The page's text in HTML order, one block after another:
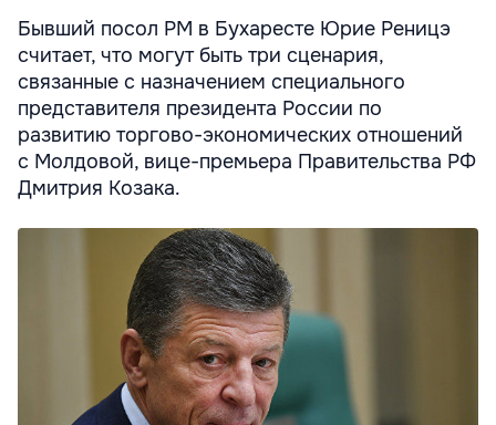
Бывший посол РМ в Бухаресте Юрие Реницэ
считает, что могут быть три сценария,
связанные с назначением специального
представителя президента России по
развитию торгово-экономических отношений
с Молдовой, вице-премьера Правительства РФ
Дмитрия Козака.